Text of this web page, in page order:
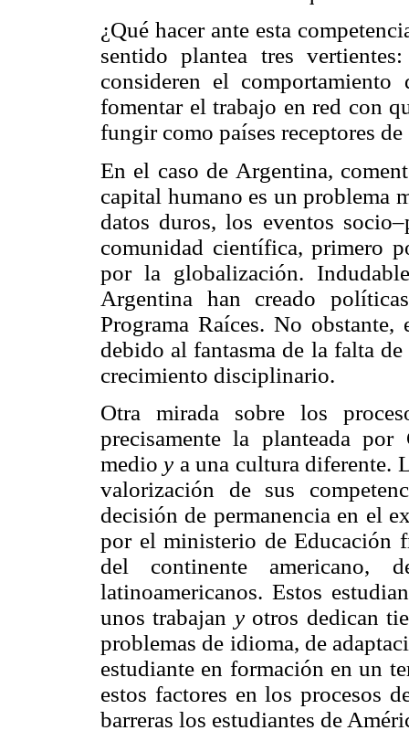
¿Qué hacer ante esta
sentido plantea tres
consideren el
fomentar el trabajo en red con
fungir como países receptores
En el caso de Argentina,
capital humano es un problema
datos duros, los eventos
comunidad científica, primero
por la globalización.
Argentina han creado
Programa Raíces. No
debido al fantasma de la falta
crecimiento disciplinario.
Otra mirada sobre los
precisamente la planteada
medioy a una cultura diferente.
valorización de sus
decisión de permanencia en el
por el ministerio de Educación
del continente americano,
latinoamericanos. Estos
unos trabajan y otros dedican
problemas de idioma, de
estudiante en formación en un
estos factores en los procesos
barreras los estudiantes de